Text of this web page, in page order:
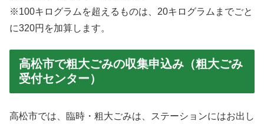
※100キログラムを超えるものは、20キログラムまでごと
に320円を加算します。
高松市で粗大ごみの収集申込み（粗大ごみ
受付センター）
高松市では、臨時・粗大ごみは、ステーションにはお出し